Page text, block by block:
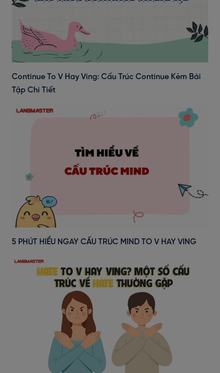
Continue To V Hay Ving: Cấu Trúc Continue Kèm Bài
Tập Chi Tiết
5 PHÚT HIỂU NGAY CẤU TRÚC MIND TO V HAY VING